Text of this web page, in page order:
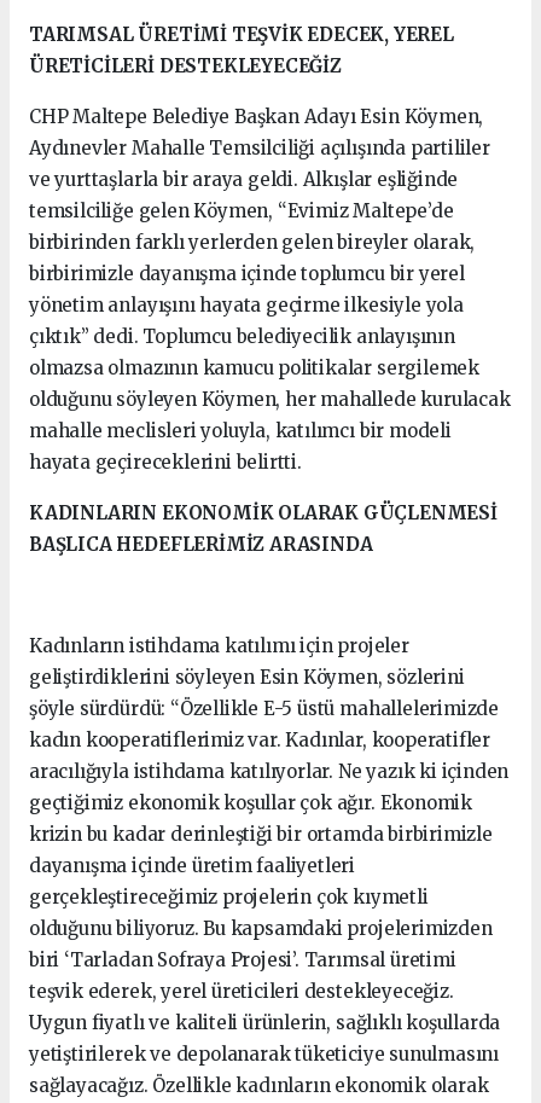
TARIMSAL ÜRETİMİ TEŞVİK EDECEK, YEREL
ÜRETİCİLERİ DESTEKLEYECEĞİZ
CHP Maltepe Belediye Başkan Adayı Esin Köymen,
Aydınevler Mahalle Temsilciliği açılışında partililer
ve yurttaşlarla bir araya geldi. Alkışlar eşliğinde
temsilciliğe gelen Köymen, “Evimiz Maltepe’de
birbirinden farklı yerlerden gelen bireyler olarak,
birbirimizle dayanışma içinde toplumcu bir yerel
yönetim anlayışını hayata geçirme ilkesiyle yola
çıktık” dedi. Toplumcu belediyecilik anlayışının
olmazsa olmazının kamucu politikalar sergilemek
olduğunu söyleyen Köymen, her mahallede kurulacak
mahalle meclisleri yoluyla, katılımcı bir modeli
hayata geçireceklerini belirtti.
KADINLARIN EKONOMİK OLARAK GÜÇLENMESİ
BAŞLICA HEDEFLERİMİZ ARASINDA
Kadınların istihdama katılımı için projeler
geliştirdiklerini söyleyen Esin Köymen, sözlerini
şöyle sürdürdü: “Özellikle E-5 üstü mahallelerimizde
kadın kooperatiflerimiz var. Kadınlar, kooperatifler
aracılığıyla istihdama katılıyorlar. Ne yazık ki içinden
geçtiğimiz ekonomik koşullar çok ağır. Ekonomik
krizin bu kadar derinleştiği bir ortamda birbirimizle
dayanışma içinde üretim faaliyetleri
gerçekleştireceğimiz projelerin çok kıymetli
olduğunu biliyoruz. Bu kapsamdaki projelerimizden
biri ‘Tarladan Sofraya Projesi’. Tarımsal üretimi
teşvik ederek, yerel üreticileri destekleyeceğiz.
Uygun fiyatlı ve kaliteli ürünlerin, sağlıklı koşullarda
yetiştirilerek ve depolanarak tüketiciye sunulmasını
sağlayacağız. Özellikle kadınların ekonomik olarak